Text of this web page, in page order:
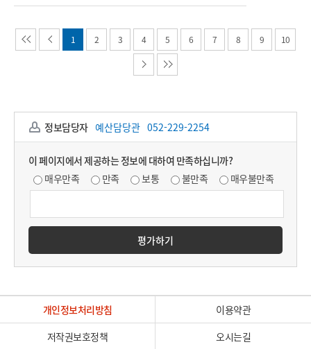
1 2 3 4 5 6 7 8 9 10
정보담당자 예산담당관 052-229-2254
이 페이지에서 제공하는 정보에 대하여 만족하십니까?
매우만족
만족 보통 불만족 매우불만족
평가하기
개인정보처리방침
이용약관
저작권보호정책
오시는길